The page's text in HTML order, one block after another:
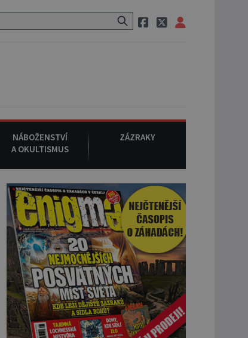
utíká zvláštní psovitá šelma, údajně bájná čupakabra.
NÁBOŽENSTVÍ
A OKULTISMUS
ZÁZRAKY